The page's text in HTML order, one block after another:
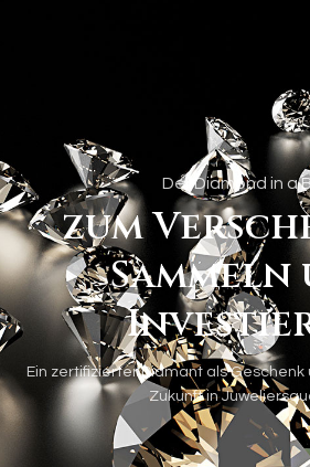
Der Diamond in a
zum
Sammeln
Ein zertifizierter Diamant als
Zukunft in